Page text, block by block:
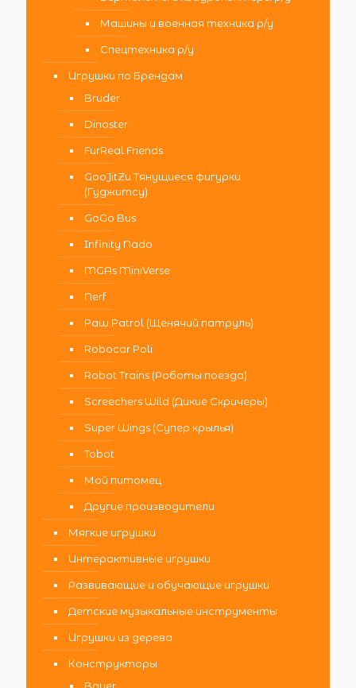
Машины и военная техника р/у
Спецтехника р/у
Игрушки по Брендам
Bruder
Dinoster
FurReal Friends
GooJitZu Тянущиеся фигурки
(Гуджитсу)
GoGo Bus
Infinity Nado
MGAs MiniVerse
Nerf
Paw Patrol (Щенячий патруль)
Robocar Poli
Robot Trains (Роботы поезда)
Screechers Wild (Дикие Скричеры)
Super Wings (Супер крылья)
Tobot
Мой питомец
Другие производители
Мягкие игрушки
Интерактивные игрушки
Развивающие и обучающие игрушки
Детские музыкальные инструменты
Игрушки из дерева
Конструкторы
Bauer